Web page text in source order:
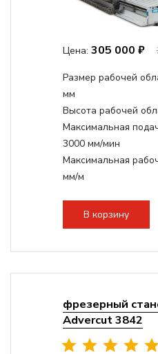
Цена: 305 000 ₽
Размер рабочей
мм
Высота рабочей
Максимальная
3000 мм/мин
Максимальная
мм/м
стандартно:Т-слот
Цанговый патрон:
В корзину
фрезерный
Advercut 3842